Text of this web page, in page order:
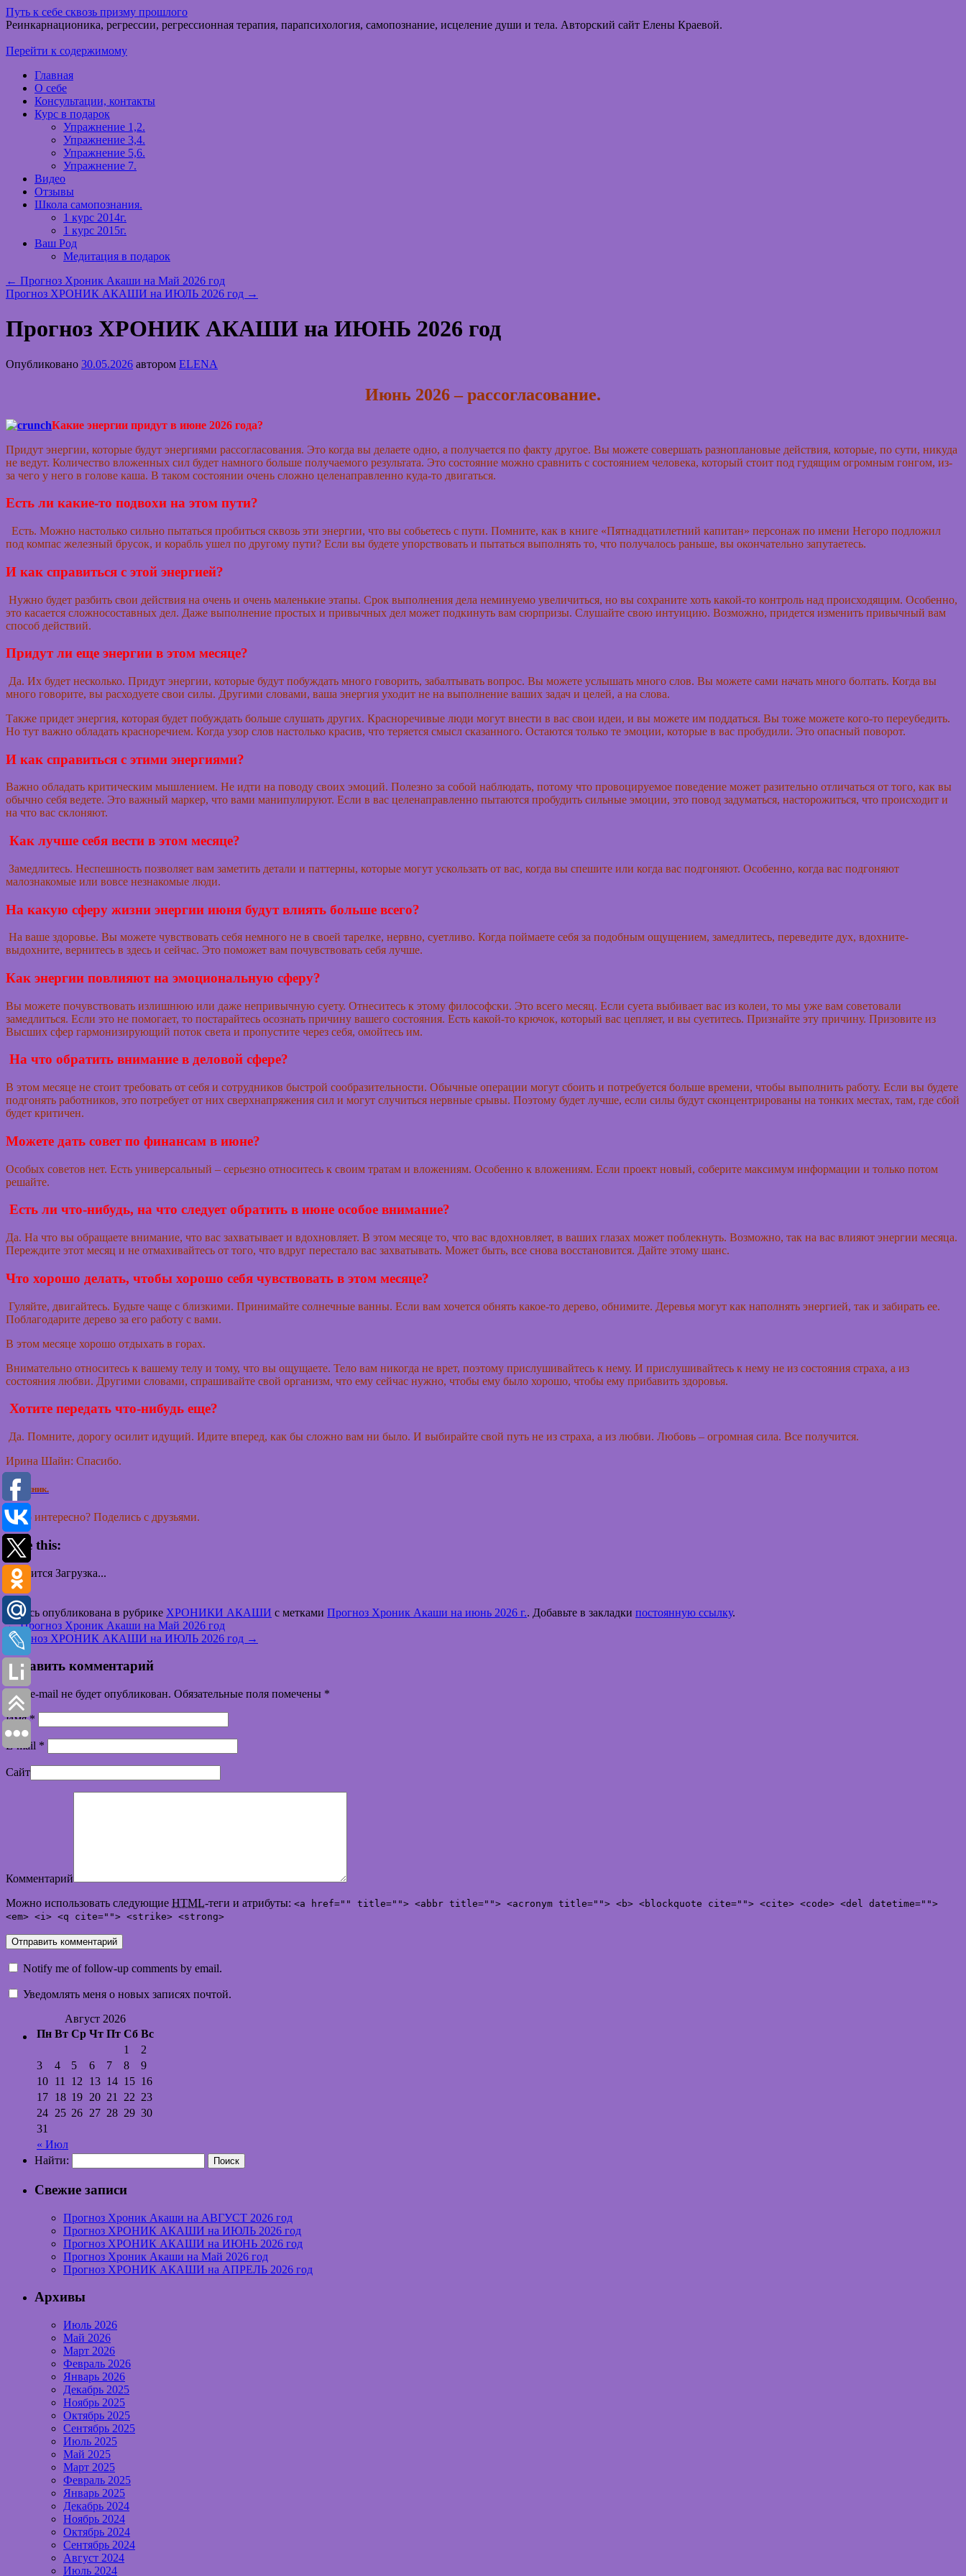
Путь к себе сквозь призму прошлого
Реинкарнационика, регрессии, регрессионная терапия, парапсихология, самопознание, исцеление души и тела. Авторский сайт Елены Краевой.
Перейти к содержимому
Главная
О себе
Консультации, контакты
Курс в подарок
Упражнение 1,2.
Упражнение 3,4.
Упражнение 5,6.
Упражнение 7.
Видео
Отзывы
Школа самопознания.
1 курс 2014г.
1 курс 2015г.
Ваш Род
Медитация в подарок
← Прогноз Хроник Акаши на Май 2026 год
Прогноз ХРОНИК АКАШИ на ИЮЛЬ 2026 год →
Прогноз ХРОНИК АКАШИ на ИЮНЬ 2026 год
Опубликовано 30.05.2026 автором ELENA
Июнь 2026 – рассогласование.
Какие энергии придут в июне 2026 года?
Придут энергии, которые будут энергиями рассогласования. Это когда вы делаете одно, а получается по факту другое. Вы можете совершать разноплановые действия, которые, по сути, никуда
не ведут. Количество вложенных сил будет намного больше получаемого результата. Это состояние можно сравнить с состоянием человека, который стоит под гудящим огромным гонгом, из-
за чего у него в голове каша. В таком состоянии очень сложно целенаправленно куда-то двигаться.
Есть ли какие-то подвохи на этом пути?
Есть. Можно настолько сильно пытаться пробиться сквозь эти энергии, что вы собьетесь с пути. Помните, как в книге «Пятнадцатилетний капитан» персонаж по имени Негоро подложил
под компас железный брусок, и корабль ушел по другому пути? Если вы будете упорствовать и пытаться выполнять то, что получалось раньше, вы окончательно запутаетесь.
И как справиться с этой энергией?
Нужно будет разбить свои действия на очень и очень маленькие этапы. Срок выполнения дела неминуемо увеличиться, но вы сохраните хоть какой-то контроль над происходящим. Особенно,
это касается сложносоставных дел. Даже выполнение простых и привычных дел может подкинуть вам сюрпризы. Слушайте свою интуицию. Возможно, придется изменить привычный вам
способ действий.
Придут ли еще энергии в этом месяце?
Да. Их будет несколько. Придут энергии, которые будут побуждать много говорить, забалтывать вопрос. Вы можете услышать много слов. Вы можете сами начать много болтать. Когда вы
много говорите, вы расходуете свои силы. Другими словами, ваша энергия уходит не на выполнение ваших задач и целей, а на слова.
Также придет энергия, которая будет побуждать больше слушать других. Красноречивые люди могут внести в вас свои идеи, и вы можете им поддаться. Вы тоже можете кого-то переубедить.
Но тут важно обладать красноречием. Когда узор слов настолько красив, что теряется смысл сказанного. Остаются только те эмоции, которые в вас пробудили. Это опасный поворот.
И как справиться с этими энергиями?
Важно обладать критическим мышлением. Не идти на поводу своих эмоций. Полезно за собой наблюдать, потому что провоцируемое поведение может разительно отличаться от того, как вы
обычно себя ведете. Это важный маркер, что вами манипулируют. Если в вас целенаправленно пытаются пробудить сильные эмоции, это повод задуматься, насторожиться, что происходит и
на что вас склоняют.
Как лучше себя вести в этом месяце?
Замедлитесь. Неспешность позволяет вам заметить детали и паттерны, которые могут ускользать от вас, когда вы спешите или когда вас подгоняют. Особенно, когда вас подгоняют
малознакомые или вовсе незнакомые люди.
На какую сферу жизни энергии июня будут влиять больше всего?
На ваше здоровье. Вы можете чувствовать себя немного не в своей тарелке, нервно, суетливо. Когда поймаете себя за подобным ощущением, замедлитесь, переведите дух, вдохните-
выдохните, вернитесь в здесь и сейчас. Это поможет вам почувствовать себя лучше.
Как энергии повлияют на эмоциональную сферу?
Вы можете почувствовать излишнюю или даже непривычную суету. Отнеситесь к этому философски. Это всего месяц. Если суета выбивает вас из колеи, то мы уже вам советовали
замедлиться. Если это не помогает, то постарайтесь осознать причину вашего состояния. Есть какой-то крючок, который вас цепляет, и вы суетитесь. Признайте эту причину. Призовите из
Высших сфер гармонизирующий поток света и пропустите через себя, омойтесь им.
На что обратить внимание в деловой сфере?
В этом месяце не стоит требовать от себя и сотрудников быстрой сообразительности. Обычные операции могут сбоить и потребуется больше времени, чтобы выполнить работу. Если вы будете
подгонять работников, это потребует от них сверхнапряжения сил и могут случиться нервные срывы. Поэтому будет лучше, если силы будут сконцентрированы на тонких местах, там, где сбой
будет критичен.
Можете дать совет по финансам в июне?
Особых советов нет. Есть универсальный – серьезно относитесь к своим тратам и вложениям. Особенно к вложениям. Если проект новый, соберите максимум информации и только потом
решайте.
Есть ли что-нибудь, на что следует обратить в июне особое внимание?
Да. На что вы обращаете внимание, что вас захватывает и вдохновляет. В этом месяце то, что вас вдохновляет, в ваших глазах может поблекнуть. Возможно, так на вас влияют энергии месяца.
Переждите этот месяц и не отмахивайтесь от того, что вдруг перестало вас захватывать. Может быть, все снова восстановится. Дайте этому шанс.
Что хорошо делать, чтобы хорошо себя чувствовать в этом месяце?
Гуляйте, двигайтесь. Будьте чаще с близкими. Принимайте солнечные ванны. Если вам хочется обнять какое-то дерево, обнимите. Деревья могут как наполнять энергией, так и забирать ее.
Поблагодарите дерево за его работу с вами.
В этом месяце хорошо отдыхать в горах.
Внимательно относитесь к вашему телу и тому, что вы ощущаете. Тело вам никогда не врет, поэтому прислушивайтесь к нему. И прислушивайтесь к нему не из состояния страха, а из
состояния любви. Другими словами, спрашивайте свой организм, что ему сейчас нужно, чтобы ему было хорошо, чтобы ему прибавить здоровья.
Хотите передать что-нибудь еще?
Да. Помните, дорогу осилит идущий. Идите вперед, как бы сложно вам ни было. И выбирайте свой путь не из страха, а из любви. Любовь – огромная сила. Все получится.
Ирина Шайн: Спасибо.
Источник.
Было интересно? Поделись с друзьями.
Like this:
Нравится Загрузка...
Запись опубликована в рубрике ХРОНИКИ АКАШИ с метками Прогноз Хроник Акаши на июнь 2026 г.. Добавьте в закладки постоянную ссылку.
←Прогноз Хроник Акаши на Май 2026 год
Прогноз ХРОНИК АКАШИ на ИЮЛЬ 2026 год →
Добавить комментарий
Ваш e-mail не будет опубликован. Обязательные поля помечены *
Имя*
E-mail *
Сайт
Комментарий
Можно использовать следующие HTML-теги и атрибуты: <a href="" title=""> <abbr title=""> <acronym title=""> <b> <blockquote cite=""> <cite> <code> <del datetime="">
<em> <i> <q cite=""> <strike> <strong>
Notify me of follow-up comments by email.
Уведомлять меня о новых записях почтой.
Август 2026
Пн Вт Ср Чт Пт Сб Вс
« Июл
1
2
3
4 5 6 7 8
9
10 11 12 13 14 15 16
17 18 19 20 21 22 23
24 25 26 27 28 29 30
31
Найти:
Свежие записи
Прогноз Хроник Акаши на АВГУСТ 2026 год
Прогноз ХРОНИК АКАШИ на ИЮЛЬ 2026 год
Прогноз ХРОНИК АКАШИ на ИЮНЬ 2026 год
Прогноз Хроник Акаши на Май 2026 год
Прогноз ХРОНИК АКАШИ на АПРЕЛЬ 2026 год
Архивы
Июль 2026
Май 2026
Март 2026
Февраль 2026
Январь 2026
Декабрь 2025
Ноябрь 2025
Октябрь 2025
Сентябрь 2025
Июль 2025
Май 2025
Март 2025
Февраль 2025
Январь 2025
Декабрь 2024
Ноябрь 2024
Октябрь 2024
Сентябрь 2024
Август 2024
Июль 2024